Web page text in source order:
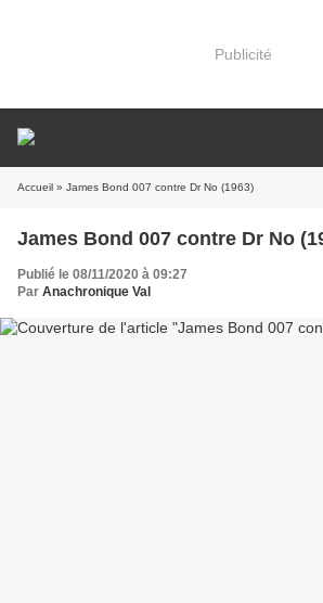
Publicité
Accueil » James Bond 007 contre Dr No (1963)
James Bond 007 contre Dr No
Publié le 08/11/2020 à 09:27
Par Anachronique Val